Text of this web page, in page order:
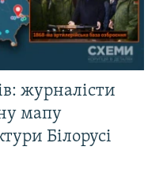
журналісти
мапу
Білорусі